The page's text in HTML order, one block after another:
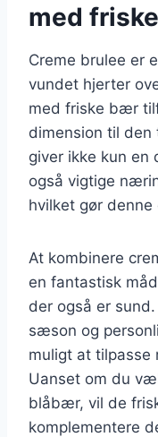
med
Creme brulee er
vundet hjerter
med friske bær
dimension til
giver ikke kun en
også vigtige
hvilket gør
At kombinere
en fantastisk
der også er
sæson og
muligt at tilpasse
Uanset om du
blåbær, vil de
komplementere